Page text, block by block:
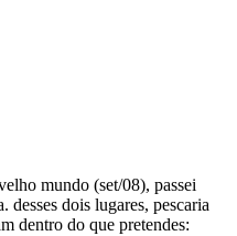
mundo (set/08), passei
desses dois lugares, pescaria
dentro do que pretendes: